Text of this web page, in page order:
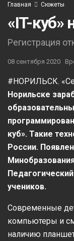
Главная Сюжеты
«IT-куб»
Регистрация
08 сентября 2020
#НОРИЛЬСК.
Норильске
куб». Такие
России.
учеников.
Современные
компьютеры и
наличию